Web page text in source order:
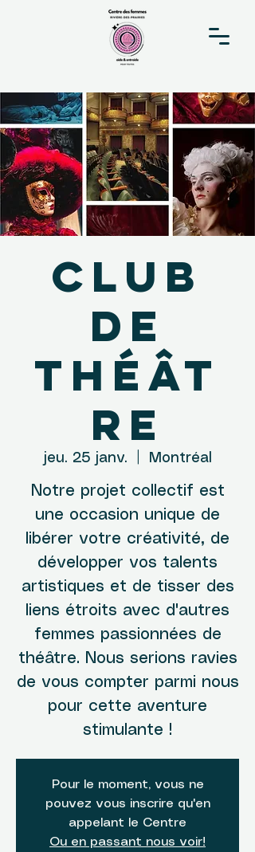
Club
de
théât
re
jeu. 25 janv. Montréal
Notre projet collectif est
une occasion unique de
libérer votre créativité, de
développer vos talents
artistiques et de tisser des
liens étroits avec d'autres
femmes passionnées de
théâtre. Nous serions ravies
de vous compter parmi nous
pour cette aventure
stimulante !
Pour le moment, vous ne
pouvez vous inscrire qu'en
appelant le Centre
Ou en passant nous voir!